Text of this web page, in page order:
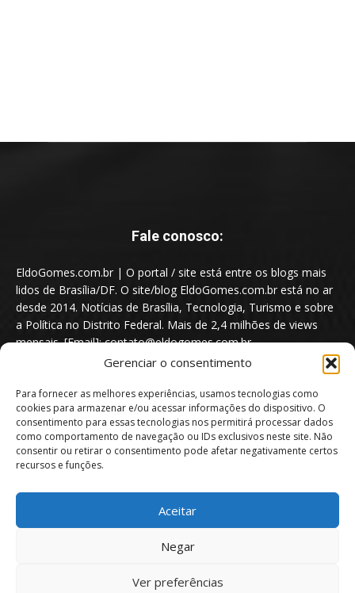
Gerenciar o consentimento
Para fornecer as melhores experiências, usamos tecnologias como
cookies para armazenar e/ou acessar informações do dispositivo. O
consentimento para essas tecnologias nos permitirá processar dados
como comportamento de navegação ou IDs exclusivos neste site. Não
consentir ou retirar o consentimento pode afetar negativamente certos
recursos e funções.
Aceitar
Negar
Ver preferências
Fale conosco:
EldoGomes.com.br | O portal / site está entre os blogs mais
lidos de Brasília/DF. O site/blog EldoGomes.com.br está no ar
desde 2014. Notícias de Brasília, Tecnologia, Turismo e sobre
a Política no Distrito Federal. Mais de 2,4 milhões de views
mensais. [Email]: contato@eldogomes.com.br
Portal EldoGomes.com.br | Entre os Blogs mais lidos de Brasília/DF. |
Quem é “Eldo Gomes” Política de privacidade